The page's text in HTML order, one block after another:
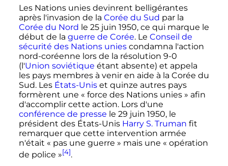
Les Nations unies devinrent belligérantes
après l'invasion de la Corée du Sud par la
Corée du Nord le 25 juin 1950, ce qui marque le
début de la guerre de Corée. Le Conseil de
sécurité des Nations uniescondamna l'action
nord-coréenne lors de la résolution 9-0
(l'Union soviétique étant absente) et appela
les pays membres à venir en aide à la Corée du
Sud. Les États-Uniset quinze autres pays
formèrent une « force des Nations unies » afin
d'accomplir cette action. Lors d'une
conférence de presse le 29 juin 1950, le
président des États-Unis Harry S. Truman fit
remarquer que cette intervention armée
n'était « pas une guerre » mais une « opération
de police »[4].